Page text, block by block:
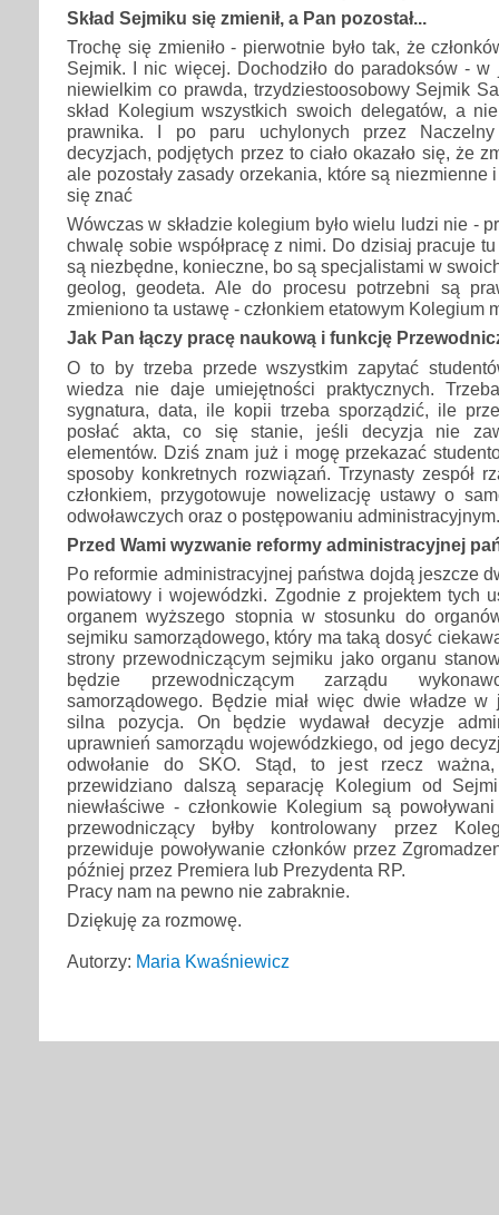
Skład Sejmiku się zmienił, a Pan pozostał...
Trochę się zmieniło - pierwotnie było tak, że
Sejmik. I nic więcej. Dochodziło do paradoksów - w
niewielkim co prawda, trzydziestoosobowy Sejmik
skład Kolegium wszystkich swoich delegatów, a
prawnika. I po paru uchylonych przez Naczelny
decyzjach, podjętych przez to ciało okazało się, że
ale pozostały zasady orzekania, które są niezmienne
się znać
Wówczas w składzie kolegium było wielu ludzi nie -
chwalę sobie współpracę z nimi. Do dzisiaj pracuje
są niezbędne, konieczne, bo są specjalistami w
geolog, geodeta. Ale do procesu potrzebni są
zmieniono ta ustawę - członkiem etatowym Kolegium
Jak Pan łączy pracę naukową i funkcję
O to by trzeba przede wszystkim zapytać
wiedza nie daje umiejętności praktycznych.
sygnatura, data, ile kopii trzeba sporządzić, ile
posłać akta, co się stanie, jeśli decyzja nie
elementów. Dziś znam już i mogę przekazać
sposoby konkretnych rozwiązań. Trzynasty zespół
członkiem, przygotowuje nowelizację ustawy o
odwoławczych oraz o postępowaniu administracyjnym.
Przed Wami wyzwanie reformy administracyjnej
Po reformie administracyjnej państwa dojdą jeszcze
powiatowy i wojewódzki. Zgodnie z projektem tych
organem wyższego stopnia w stosunku do
sejmiku samorządowego, który ma taką dosyć
strony przewodniczącym sejmiku jako organu
będzie przewodniczącym zarządu
samorządowego. Będzie miał więc dwie władze
silna pozycja. On będzie wydawał decyzje
uprawnień samorządu wojewódzkiego, od jego
odwołanie do SKO. Stąd, to jest rzecz
przewidziano dalszą separację Kolegium od
niewłaściwe - członkowie Kolegium są
przewodniczący byłby kontrolowany przez
przewiduje powoływanie członków przez
później przez Premiera lub Prezydenta RP.
Pracy nam na pewno nie zabraknie.
Dziękuję za rozmowę.
Autorzy: Maria Kwaśniewicz